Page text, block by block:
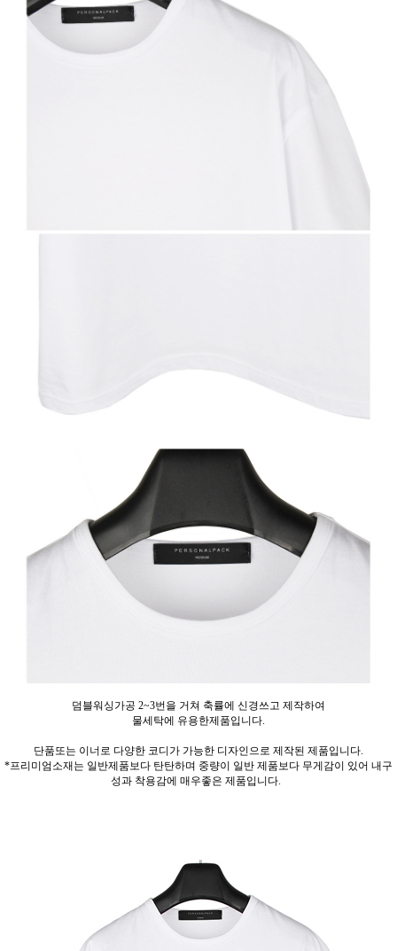
덤블워싱가공 2~3번을 거쳐 축률에 신경쓰고 제작하여
물세탁에 유용한제품입니다.
단품또는 이너로 다양한 코디가 가능한 디자인으로 제작된 제품입니다.
*프리미엄소재는 일반제품보다 탄탄하며 중량이 일반 제품보다 무게감이 있어 내구
성과 착용감에 매우좋은 제품입니다.